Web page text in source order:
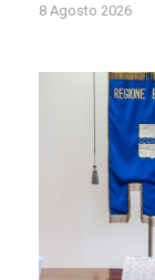
8 Agosto 2026